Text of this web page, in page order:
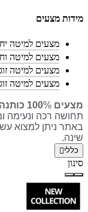
מידות מצעים
מצעים למיטה יחיד 90/
מצעים למיטה וחצי
מצעים למיטה זוגית
מצעים למיטה זוגית
מצעים 100 % כותנה
תחושה רכה ונעימה
באתר ניתן למצוא
שינה.
כללי
סינון